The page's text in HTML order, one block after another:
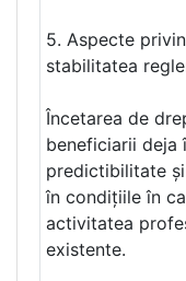
5. Aspecte
stabilitatea
Încetarea de
beneficiarii deja
predictibilitate
în condițiile în
activitatea
existente.